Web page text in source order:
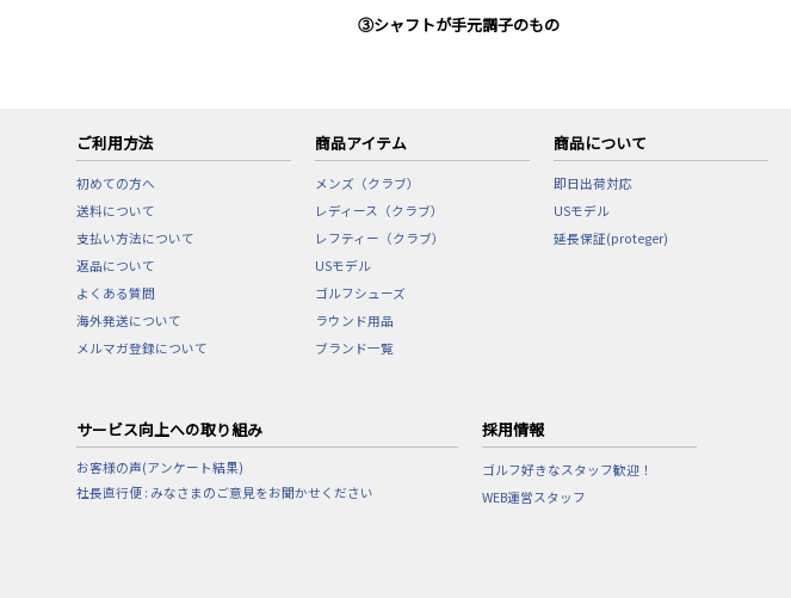
③シャフトが手元調子のもの
ご利用方法
初めての方へ
送料について
支払い方法について
返品について
よくある質問
海外発送について
メルマガ登録について
商品アイテム
メンズ（クラブ）
レディース（クラブ）
レフティー（クラブ）
USモデル
ゴルフシューズ
ラウンド用品
ブランド一覧
商品について
即日出荷対応
USモデル
延長保証(proteger)
サービス向上への取り組み
お客様の声(アンケート結果)
社長直行便 : みなさまのご意見をお聞かせください
採用情報
ゴルフ好きなスタッフ歓迎！
WEB運営スタッフ